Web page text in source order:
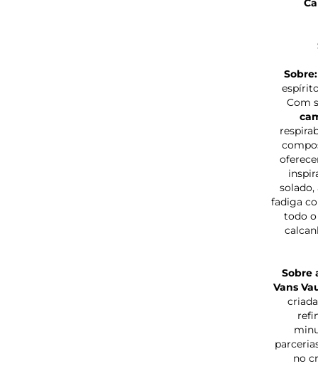
Sobre:
Com
fadiga
todo
Sobre
Vans
no